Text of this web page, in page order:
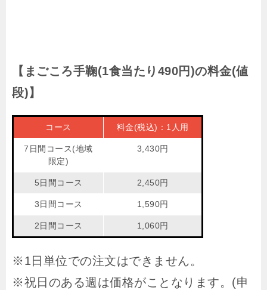
【まごころ手鞠(1食当たり490円)の料金(値
段)】
コース 料金(税込)：1人用
7日間コース(地域
限定)
3,430円
5日間コース 2,450円
3日間コース 1,590円
2日間コース 1,060円
※1日単位での注文はできません。
※祝日のある週は価格がことなります。(申